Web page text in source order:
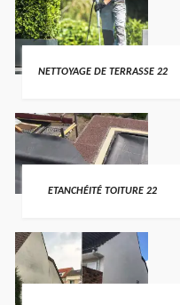
NETTOYAGE DE TERRASSE 22
ETANCHÉITÉ TOITURE 22